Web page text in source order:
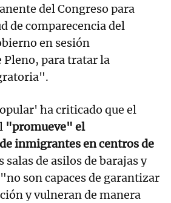
del Congreso para
de comparecencia del
en sesión
para tratar la
ha criticado que el
"promueve" el
inmigrantes en centros de
salas de asilos de barajas y
son capaces de garantizar
y vulneran de manera